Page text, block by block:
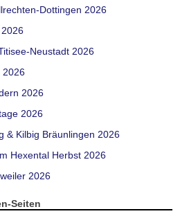
Dottingen 2026
Neustadt 2026
2026
2026
2026
& Kilbig Bräunlingen 2026
Hexental Herbst 2026
2026
Seiten